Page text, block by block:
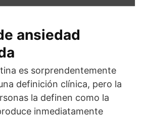
ansiedad
es sorprendentemente
definición clínica, pero la
la definen como la
inmediatamente